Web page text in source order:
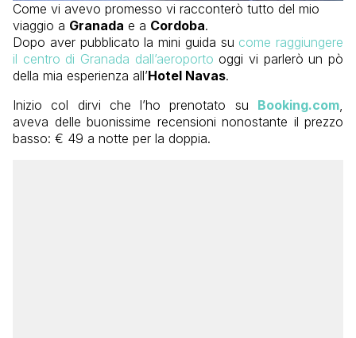
Come vi avevo promesso vi racconterò tutto del mio
viaggio a Granada e a Cordoba.
Dopo aver pubblicato la mini guida su come raggiungere
il centro di Granada dall’aeroporto oggi vi parlerò un pò
della mia esperienza all’Hotel Navas.
Inizio col dirvi che l’ho prenotato su Booking.com,
aveva delle buonissime recensioni nonostante il prezzo
basso: € 49 a notte per la doppia.